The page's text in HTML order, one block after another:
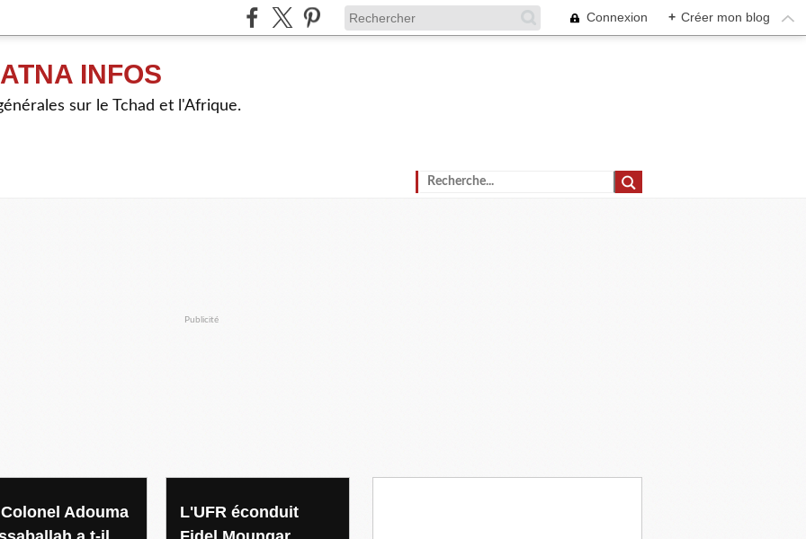
Connexion + Créer mon blog
INFOS
sur le Tchad et l'Afrique.
Publicité
Adouma
L'UFR éconduit